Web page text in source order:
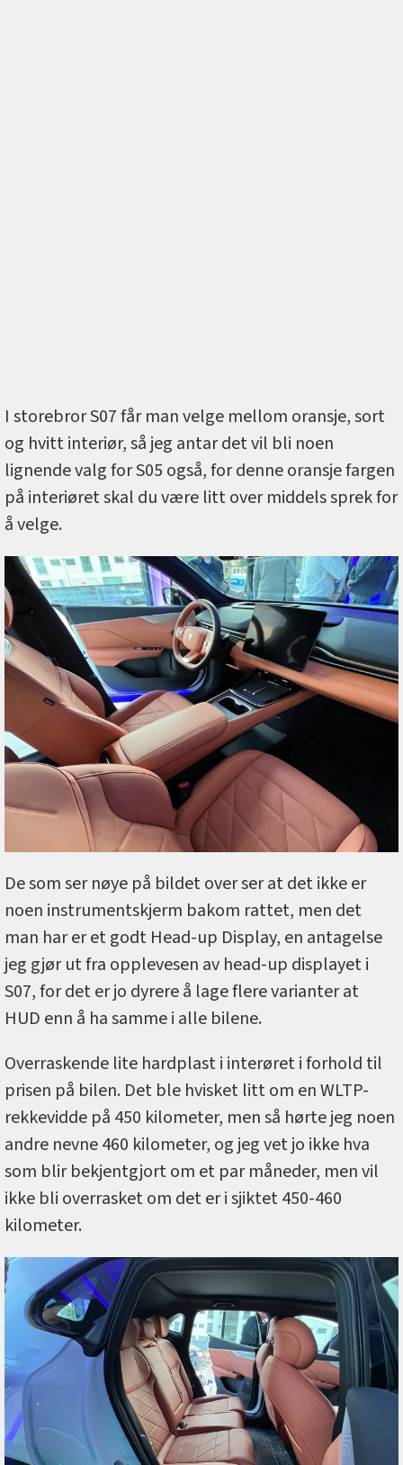
I storebror S07 får man velge mellom oransje, sort
og hvitt interiør, så jeg antar det vil bli noen
lignende valg for S05 også, for denne oransje fargen
på interiøret skal du være litt over middels sprek for
å velge.
De som ser nøye på bildet over ser at det ikke er
noen instrumentskjerm bakom rattet, men det
man har er et godt Head-up Display, en antagelse
jeg gjør ut fra opplevesen av head-up displayet i
S07, for det er jo dyrere å lage flere varianter at
HUD enn å ha samme i alle bilene.
Overraskende lite hardplast i interøret i forhold til
prisen på bilen. Det ble hvisket litt om en WLTP-
rekkevidde på 450 kilometer, men så hørte jeg noen
andre nevne 460 kilometer, og jeg vet jo ikke hva
som blir bekjentgjort om et par måneder, men vil
ikke bli overrasket om det er i sjiktet 450-460
kilometer.